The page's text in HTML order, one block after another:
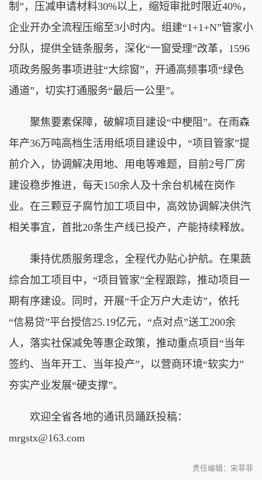
制”，压减申请材料30%以上，缩短审批时限近40%，
企业开办全流程压缩至3小时内。组建“1+1+N”管家小
分队，提供全链条服务，深化“一窗受理”改革，1596
项政务服务事项进驻“大综窗”，开通高频事项“绿色
通道”，切实打通服务“最后一公里”。
聚焦要素保障，破解项目建设“中梗阻”。在雨森
年产36万吨高档生活用纸项目建设中，“项目管家”提
前介入，协调解决用地、用电等难题，目前2号厂房
建设稳步推进，每天150余人及十余台机械在岗作
业。在三颗豆子腐竹加工项目中，高效协调解决供汽
相关事宜，首批20条生产线已投产，产能持续释放。
秉持优质服务理念，全程代办贴心护航。在果蔬
综合加工项目中，“项目管家”全程跟踪，推动项目一
期有序建设。同时，开展“千企万户大走访”，依托
“信易贷”平台授信25.19亿元，“点对点”送工200余
人，落实社保减免等惠企政策，推动重点项目“当年
签约、当年开工、当年投产”，以营商环境“软实力”
夯实产业发展“硬支撑”。
欢迎全省各地的通讯员踊跃投稿：
mrgstx@163.com
责任编辑：宋菲菲